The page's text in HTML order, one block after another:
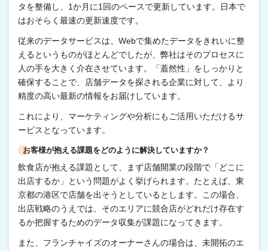
タを整備し、1か月に1回のペースで更新しています。日本で
はおそらく最速の更新速度です。
従来のデータサービスは、Webで集めたデータをきれいに整
えるというものがほとんどでしたが、弊社はそのプロセスに
人の手を大きく介在させています。「蓋然性」をしっかりと
確保することで、店舗データを探される企業に対して、より
精度の高い最新の情報をお届けしています。
これにより、マーケティングや分析にもご活用いただけるサ
ービスとなっています。
お客様が抱える課題をどのように解決していますか？
飲食店が抱える課題として、まず店舗開業の段階で「どこに
出店するか」という問題がよく挙げられます。たとえば、東
京都の港区で店舗を出そうとしているとします。この場合、
出店戦略のうえでは、そのエリアに競合店がどれだけ存在す
るか把握するためのデータ収集が課題になってきます。
また、フランチャイズのオーナーさんの場合は、未開拓のエ